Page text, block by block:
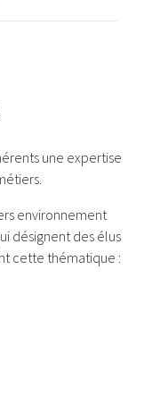
une expertise
environnement
désignent des élus
cette thématique :